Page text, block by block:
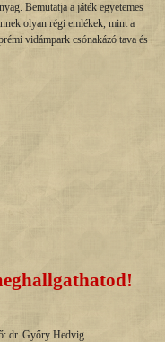
Bemutatja a játék egyetemes
olyan régi emlékek, mint a
vidámpark csónakázó tava és
dr. Győry Hedvig